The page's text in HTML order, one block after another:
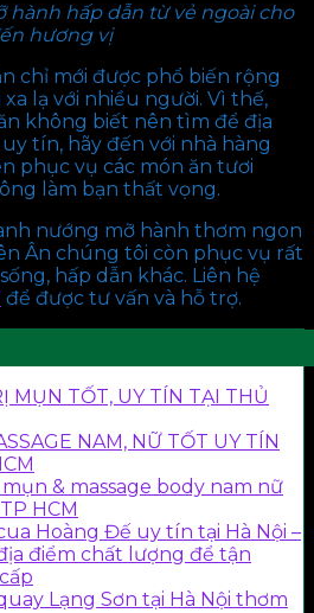
hành hấp dẫn từ vẻ ngoài cho
hương vị
chỉ mới được phổ biến rộng
lạ với nhiều người. Vì thế,
không biết nên tìm để địa
tín, hãy đến với nhà hàng
phục vụ các món ăn tươi
làm bạn thất vọng.
nướng mỡ hành thơm ngon
Ân chúng tôi còn phục vụ rất
hấp dẫn khác. Liên hệ
để được tư vấn và hỗ trợ.
MỤN TỐT, UY TÍN TẠI THỦ
NAM, NỮ TỐT UY TÍN
mụn & massage body nam nữ
HCM
Hoàng Đế uy tín tại Hà Nội –
điểm chất lượng để tận
Lạng Sơn tại Hà Nội thơm